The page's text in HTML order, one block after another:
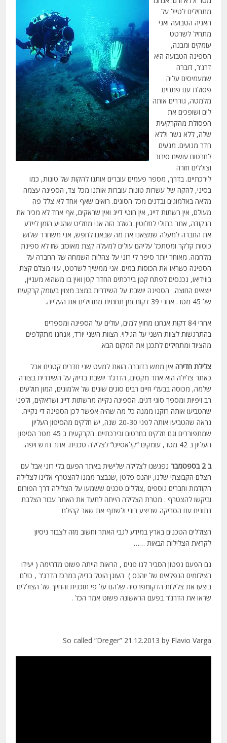
מתחילים לטייל על
האניה הטבועה ואני
מתחיל לשרטט
עומקים ומבנה,
הספינה הטבועה היא
דרג’ר, דוברה
שמעמיסים עליה
פסולת עם פתחים
מלמטה, גוררים אותה
לים ושופכים את
הפסולת מהקרקעית
שלה, ללא גשר וללא
חדר מנועים. מגעים
לחרטום עושים סיבוב
וצוללים חזרה
לירכתיים. בדרך, מספר פעמים עוברים אותנו להקות של טונות, כמו
בסיני, להקה של עשרות טונות עוברות אותנו מכל צד, הספינה עצמה
מלאה באלמוגים ובדגים מכל הסוגים. רואים שאף אחד לא צלל פה
מעולם, אין רשתות דייג, אין חוטי דייג ואין שראקים, אף אחד לא מכיר את
הנקודה, אתר בתולי לחלוטין. בשלב הזה אני מחליט שהגיע הזמן ליידע
את החברה למעלה שמצאנו את מה שבאנו לחפש, אני משחרר שלוש
כוסות קלקר ומסתכל עליהם עולים למעלה קצת מאוכזב שזו לא ספינת
מלחמה. מאוחר יותר סיפר לי רוני על צהלות השמחה של החברה על
הספינה כשראו את הכוסות במים. אני ממשיך לשרטט, עוזי מצלם קצת
בווידיאו, נכנסים לפתח קטן בירכתים החדר קטן ואין בו משהוא מעניין,
יוצאים החוצה. הספינה יושבת על השידרית במצב מצוין בעומק קרקעית
של 45 מטר. אחרי 39 דקות זמן תחתית מתחילים את העלייה.
אחרי 84 דקות אנחנו מחוץ למים, עולים על הספינה ומספרים
בהתרגשות לצוות השני על הגילוי. הצוות השני יורד, אנחנו מתקלפים
מהציוד ומתחילים לתכנן את המקום הבא.
צלילת חדירה אין ממש בדוברה הזאת למעט שני חדרים קטנים אבל
כאתר צלילה הוא אתר מקסים, הדרג’ר יושבת בדיוק על השידרית בצורה
שלמה, מכוסה בבעלי חיים רבים סוגים שונים של אלמוגים, המון תולעים
רב זיפיות ומספר סוגי דגים. הספינה נקייה מרשתות דייג ושראקים, ולפני
שהטביעו אותה רוקנו ממנה כל מה שהיה אפשר לכן הספינה די נקייה.
נראה שהטביעו אותה לפני 20-30 שנה, יש חלקים מהסיפון העליון
שמתפוררים וגם חלקים בחרטום ובירכתיים. הקרקעית ב 45 מטר הסיפון
העליון ב 42 מטר, עומקים “קלאסיים” לצלילה טכנית. אתר חדש ויפה.
ב 2 בספטמבר
נפגשנו לצלילה שלישית באתר הפעם בלי רוני אבל עם
הצלם הקבוצתי שלנו, יוהנס פלטן ,שנבצר ממנו להצטרף אלינו לצלילה
הקודמת וחברים נוספים ,צוללים טכנים ששמעו על הצלילה דרך הפורום
וביקשו להצטרף . מטרת הצלילה הייתה לתעד את האתר עבור הצלבת
נתונים עם הסריקה שביצע רוני ולשתף את שאר קהילת
הצוללים הטכנים בארץ במידע לגבי האתר וחשוב מזה לצבור ניסיון
לקראת הצלילות הבאות ……
גם הפעם נפטון הסביר לנו פנים , הראות הייתה פשוט מדהימה ( יעידו
הצילומים הנפלאים של יוהנס ) העוגן הוטל בדיוק במרכז הדרג’ר , כולם
ביצעו את צלילות הדקומפרסיה שלהם על פי תוכנית והחיוך של הצוללים
שראו את הדרג’ר בפעם הראשונה פשוט אמר הכל .
So called “Dreger” 21.12.2013 by Flavio Varga